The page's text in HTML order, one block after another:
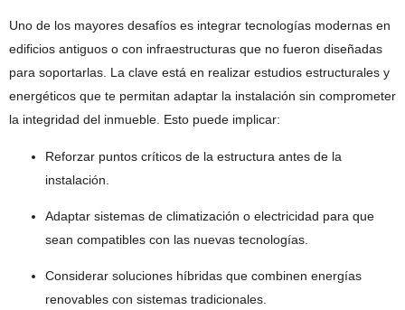
Uno de los mayores desafíos es integrar tecnologías modernas en
edificios antiguos o con infraestructuras que no fueron diseñadas
para soportarlas. La clave está en realizar estudios estructurales y
energéticos que te permitan adaptar la instalación sin comprometer
la integridad del inmueble. Esto puede implicar:
Reforzar puntos críticos de la estructura antes de la
instalación.
Adaptar sistemas de climatización o electricidad para que
sean compatibles con las nuevas tecnologías.
Considerar soluciones híbridas que combinen energías
renovables con sistemas tradicionales.